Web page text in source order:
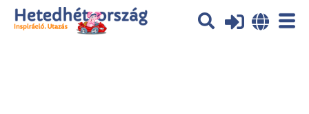
Az oldal sütiket (cookies) használ. További tájékoztatás itt:
Adatvédelmi tájékoztató